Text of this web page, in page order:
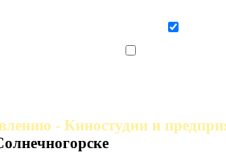
- Киностудии и